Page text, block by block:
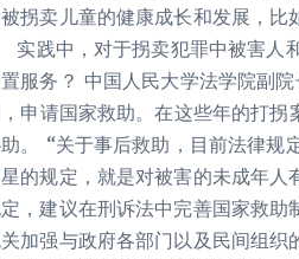
拐卖儿童的健康成长和发展，比
实践中，对于拐卖犯罪中被害人
服务？ 中国人民大学法学院副
申请国家救助。在这些年的打拐
。 “关于事后救助，目前法律规
的规定，就是对被害的未成年
，建议在刑诉法中完善国家救助
加强与政府各部门以及民间组织